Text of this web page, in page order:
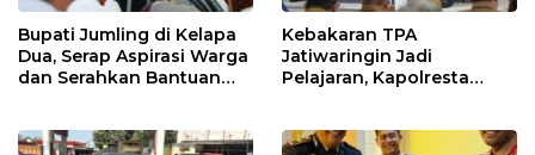
Bupati Jumling di Kelapa
Dua, Serap Aspirasi Warga
dan Serahkan Bantuan
Kebakaran TPA
Jatiwaringin Jadi
Pelajaran, Kapolresta
Ditingkatkan